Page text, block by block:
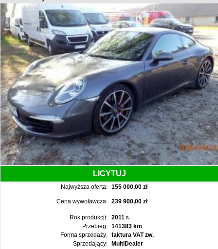
LICYTUJ
Najwyższa oferta: 155 000,00 zł
Cena wywoławcza: 239 900,00 zł
Rok produkcji:
2011 r.
Przebieg:
141383 km
Forma sprzedaży:
faktura VAT zw.
Sprzedający:
MultiDealer